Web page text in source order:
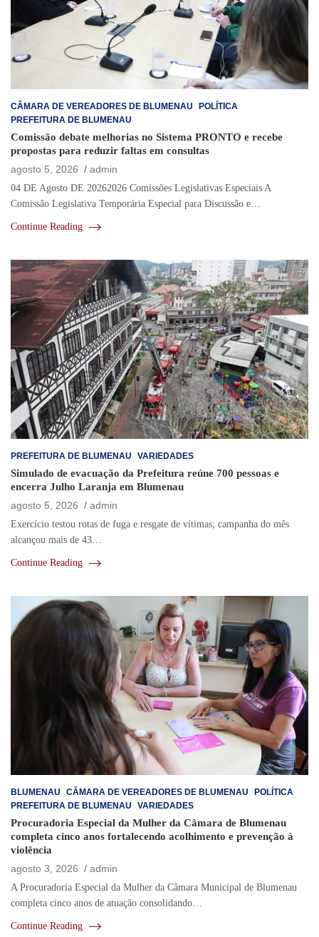
CÂMARA DE VEREADORES DE BLUMENAU
POLÍTICA
PREFEITURA DE BLUMENAU
Comissão debate melhorias no Sistema PRONTO e recebe
propostas para reduzir faltas em consultas
agosto 5, 2026
admin
04 DE Agosto DE 20262026 Comissões Legislativas Especiais A
Comissão Legislativa Temporária Especial para Discussão e…
Continue Reading
PREFEITURA DE BLUMENAU VARIEDADES
Simulado de evacuação da Prefeitura reúne 700 pessoas e
encerra Julho Laranja em Blumenau
agosto 5, 2026
admin
Exercício testou rotas de fuga e resgate de vítimas; campanha do mês
alcançou mais de 43…
Continue Reading
BLUMENAU CÂMARA DE VEREADORES DE BLUMENAU
POLÍTICA
PREFEITURA DE BLUMENAU
VARIEDADES
Procuradoria Especial da Mulher da Câmara de Blumenau
completa cinco anos fortalecendo acolhimento e prevenção à
violência
agosto 3, 2026
admin
A Procuradoria Especial da Mulher da Câmara Municipal de Blumenau
completa cinco anos de atuação consolidando…
Continue Reading